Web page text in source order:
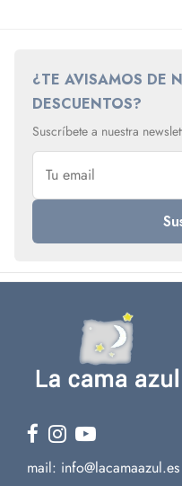
¿TE AVISAMOS DE
DESCUENTOS?
Suscríbete a nuestra
mail: info@lacamaazul.es